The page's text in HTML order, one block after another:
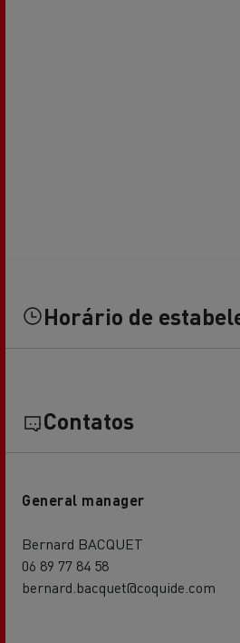
Horário de
Contatos
General manager
Bernard BACQUET
06 89 77 84 58
bernard.bacquet@coquide.com